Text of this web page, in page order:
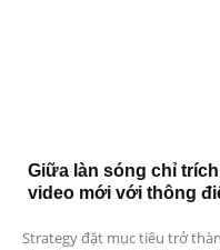
Giữa làn sóng chỉ
video mới với thông
Strategy đặt mục tiêu trở